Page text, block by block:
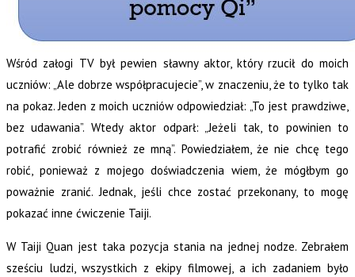
Wśród załogi TV był pewien sławny aktor, który rzucił do moich
uczniów: „Ale dobrze współpracujecie”, w znaczeniu, że to tylko tak
na pokaz. Jeden z moich uczniów odpowiedział: „To jest prawdziwe,
bez udawania”. Wtedy aktor odparł: „Jeżeli tak, to powinien to
potrafić zrobić również ze mną”. Powiedziałem, że nie chcę tego
robić, ponieważ z mojego doświadczenia wiem, że mógłbym go
poważnie zranić. Jednak, jeśli chce zostać przekonany, to mogę
pokazać inne ćwiczenie Taiji.
W Taiji Quan jest taka pozycja stania na jednej nodze. Zebrałem
sześciu ludzi, wszystkich z ekipy filmowej, a ich zadaniem było